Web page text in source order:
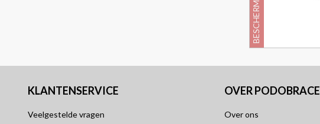
KLANTENSERVICE
Veelgestelde vragen
OVER PODOBRACE
Over ons